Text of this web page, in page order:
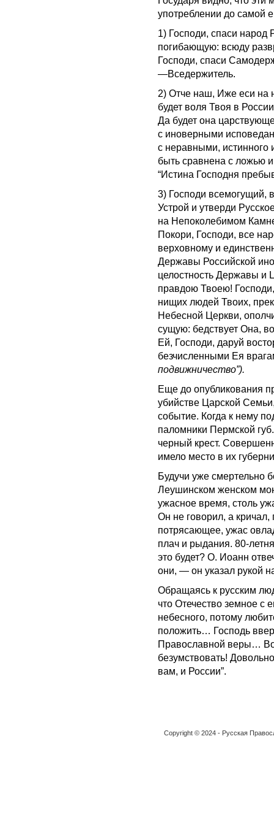
употреблении до самой
1) Господи, спаси народ
погибающую: всюду
Господи, спаси
—Вседержитель.
2) Отче наш, Иже еси на
будет воля Твоя в
Да будет она
с иноверными
с неравными,
быть сравнена с ложью
“Истина Господня
3) Господи всемогущий,
Устрой и утверди
на Непоколебимом
Покори, Господи, все
верховному и
Державы Российской
целостность Державы
правдою Твоею!
нищих людей Твоих,
Небесной Церкви,
сущую: бедствует Она,
Ей, Господи, даруй
безчисленными Ея
подвижничество”).
Еще до опубликования
убийстве Царской
событие. Когда к нему
паломники Пермской
черный крест.
имело место в их
Будучи уже смертельно
Леушинском женском
ужасное время, столь
Он не говорил, а
потрясающее, ужас
плач и рыдания. 80-
это будет? О. Иоанн
они, — он указал рукой
Обращаясь к русским
что Отечество земное с
небесного, потому
положить… Господь
Православной веры…
безумствовать!
вам, и России”.
Copyright © 2024 - Русская